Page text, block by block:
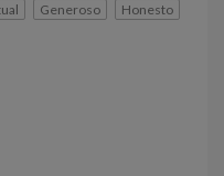
Generoso
Honesto